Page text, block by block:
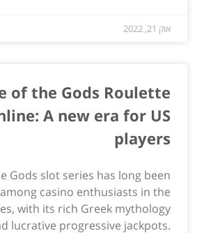
אוק 21, 2022
of the Gods Roulette
A new era for US
players
Gods slot series has long been
casino enthusiasts in the
with its rich Greek mythology
lucrative progressive jackpots.